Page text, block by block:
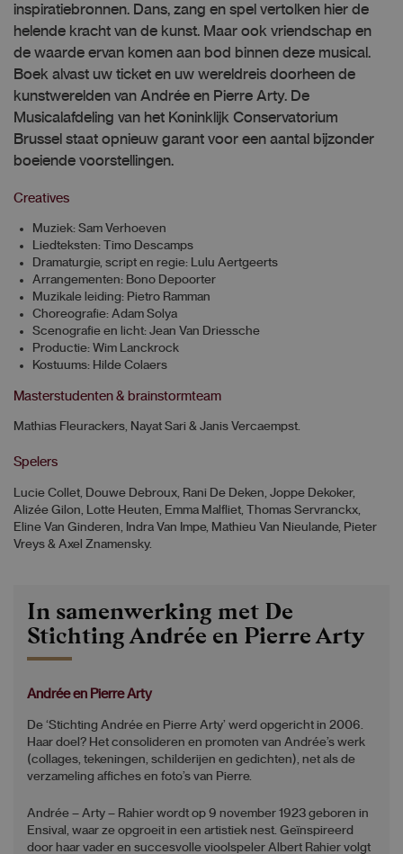
inspiratiebronnen. Dans, zang en spel vertolken hier de
helende kracht van de kunst. Maar ook vriendschap en
de waarde ervan komen aan bod binnen deze musical.
Boek alvast uw ticket en uw wereldreis doorheen de
kunstwerelden van Andrée en Pierre Arty. De
Musicalafdeling van het Koninklijk Conservatorium
Brussel staat opnieuw garant voor een aantal bijzonder
boeiende voorstellingen.
Creatives
Muziek: Sam Verhoeven
Liedteksten: Timo Descamps
Dramaturgie, script en regie: Lulu Aertgeerts
Arrangementen: Bono Depoorter
Muzikale leiding: Pietro Ramman
Choreografie: Adam Solya
Scenografie en licht: Jean Van Driessche
Productie: Wim Lanckrock
Kostuums: Hilde Colaers
Masterstudenten & brainstormteam
Mathias Fleurackers, Nayat Sari & Janis Vercaempst.
Spelers
Lucie Collet, Douwe Debroux, Rani De Deken, Joppe Dekoker,
Alizée Gilon, Lotte Heuten, Emma Malfliet, Thomas Servranckx,
Eline Van Ginderen, Indra Van Impe, Mathieu Van Nieulande, Pieter
Vreys & Axel Znamensky.
In samenwerking met De
Stichting Andrée en Pierre Arty
Andrée en Pierre Arty
De ‘Stichting Andrée en Pierre Arty’ werd opgericht in 2006.
Haar doel? Het consolideren en promoten van Andrée’s werk
(collages, tekeningen, schilderijen en gedichten), net als de
verzameling affiches en foto’s van Pierre.
Andrée – Arty – Rahier wordt op 9 november 1923 geboren in
Ensival, waar ze opgroeit in een artistiek nest. Geïnspireerd
door haar vader en succesvolle vioolspeler Albert Rahier volgt